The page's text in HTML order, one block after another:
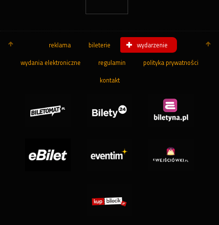
reklama bileterie wydarzenie
wydania elektroniczne regulamin polityka prywatności
kontakt